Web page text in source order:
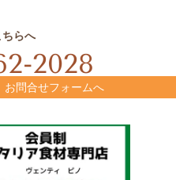
らへ
2028
お問合せフォームへ